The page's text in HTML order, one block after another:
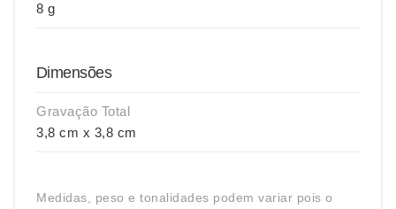
8 g
Dimensões
Gravação Total
3,8 cm x 3,8 cm
Medidas, peso e tonalidades podem variar pois o